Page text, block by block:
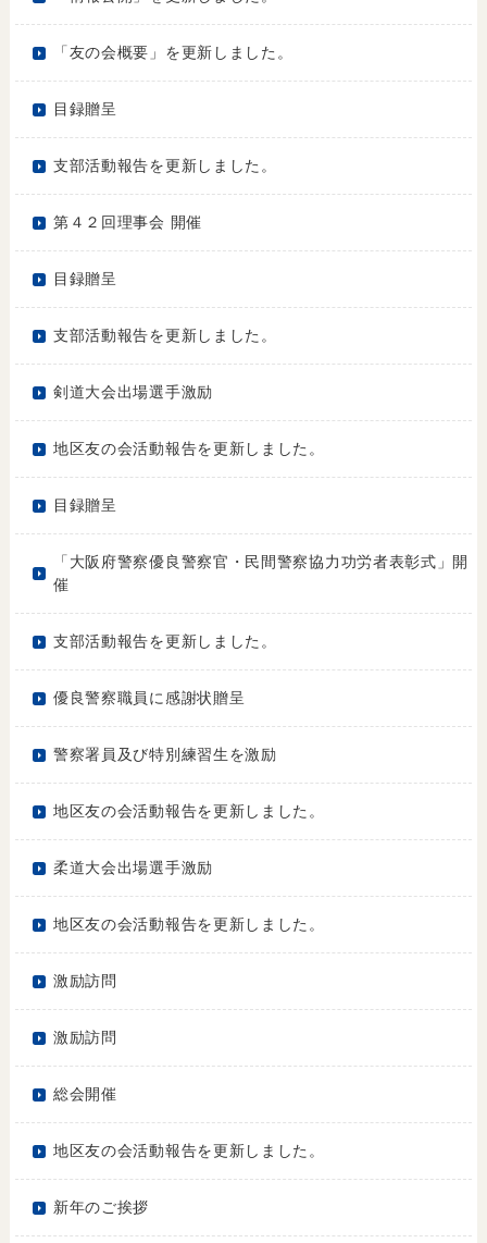
「友の会概要」を更新しました。
目録贈呈
支部活動報告を更新しました。
第４２回理事会 開催
目録贈呈
支部活動報告を更新しました。
剣道大会出場選手激励
地区友の会活動報告を更新しました。
目録贈呈
「大阪府警察優良警察官・民間警察協力功労者表彰式」開
催
支部活動報告を更新しました。
優良警察職員に感謝状贈呈
警察署員及び特別練習生を激励
地区友の会活動報告を更新しました。
柔道大会出場選手激励
地区友の会活動報告を更新しました。
激励訪問
激励訪問
総会開催
地区友の会活動報告を更新しました。
新年のご挨拶